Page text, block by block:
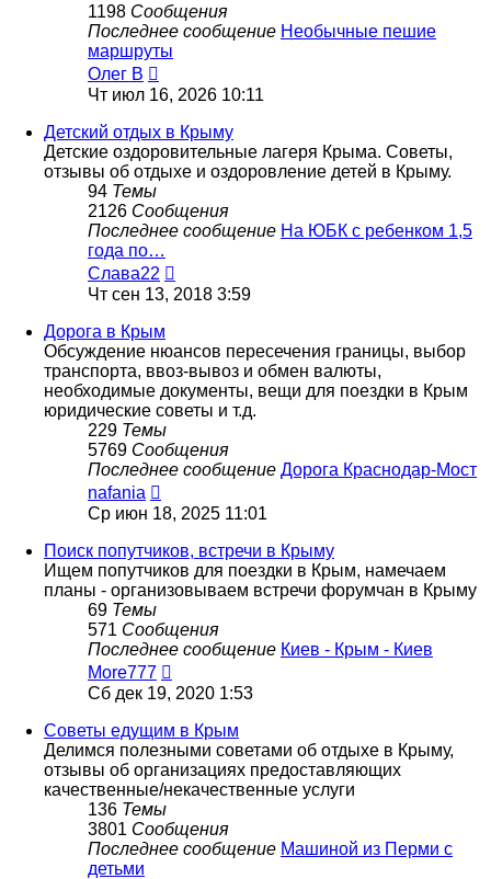
1198 Сообщения
Последнее сообщение Необычные пешие
маршруты
Олег В
к
последнему
сообщению
Чт июл 16, 2026 10:11
Детский отдых в Крыму
Детские оздоровительные лагеря Крыма. Советы,
отзывы об отдыхе и оздоровление детей в Крыму.
94 Темы
2126 Сообщения
Последнее сообщение На ЮБК с ребенком 1,5
года по…
Слава22
к
Чт сен 13, 2018 3:59
Дорога в Крым
Обсуждение нюансов пересечения границы, выбор
транспорта, ввоз-вывоз и обмен валюты,
необходимые документы, вещи для поездки в Крым
юридические советы и т.д.
229 Темы
5769 Сообщения
Последнее сообщение Дорога Краснодар-Мост
nafania
к
последнему
сообщению
Ср июн 18, 2025 11:01
Поиск попутчиков, встречи в Крыму
Ищем попутчиков для поездки в Крым, намечаем
планы - организовываем встречи форумчан в Крыму
69 Темы
571 Сообщения
Последнее сообщение Киев - Крым - Киев
More777
к
сообщению
Сб дек 19, 2020 1:53
Советы едущим в Крым
Делимся полезными советами об отдыхе в Крыму,
отзывы об организациях предоставляющих
качественные/некачественные услуги
136 Темы
3801 Сообщения
Последнее сообщение Машиной из Перми с
детьми